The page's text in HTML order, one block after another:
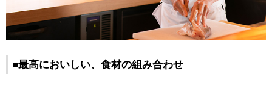
■最高においしい、食材の組み合わせ